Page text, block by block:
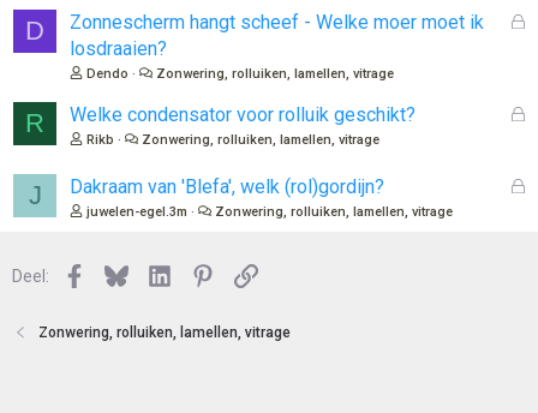
n
D
G
o
Zonnescherm hangt scheef - Welke moer moet ik
losdraaien?
Dendo Zonwering, rolluiken, lamellen, vitrage
R
G
Welke condensator voor rolluik geschikt?
Rikb Zonwering, rolluiken, lamellen, vitrage
J
G
Dakraam van 'Blefa', welk (rol)gordijn?
juwelen-egel.3m Zonwering, rolluiken, lamellen, vitrage
Deel: Facebook
BlueskyLinkedInPinterest
Link
Zonwering, rolluiken, lamellen, vitrage